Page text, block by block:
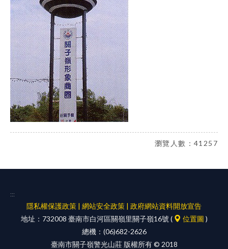
瀏覽人數：41257
:::
隱私權保護政策 | 網站安全政策 | 政府網站資料開放宣告
地址：732008 臺南市白河區關嶺里關子嶺16號 (
位置圖 )
總機：(06)682-2626
臺南市關子嶺警光山莊 版權所有 © 2018